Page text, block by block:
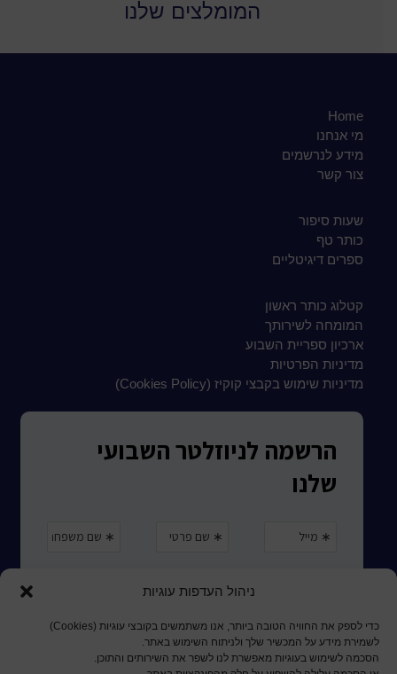
ניהול העדפות עוגיות
כדי לספק את החוויה הטובה ביותר, אנו משתמשים בקובצי עוגיות (Cookies)
לשמירת מידע על המכשיר שלך ולניתוח השימוש באתר.
הסכמה לשימוש בעוגיות מאפשרת לנו לשפר את השירותים והתוכן.
המומלצים שלנו
Home
מי אנחנו
מידע לנרשמים
צור קשר
שעות סיפור
כותר טף
ספרים דיגיטליים
קטלוג כותר ראשון
המומחה לשירותך
ארכיון ספריית השבוע
מדיניות הפרטיות
מדיניות שימוש בקבצי קוקיז (Cookies Policy)